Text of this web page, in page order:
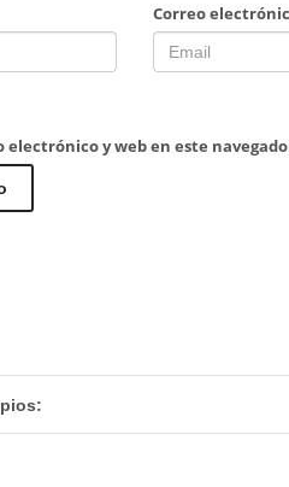
Correo
y web en este